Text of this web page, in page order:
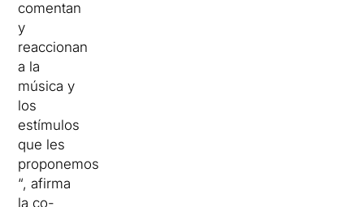
comentan
y
reaccionan
a la
música y
los
estímulos
que les
proponemos
“, afirma
la co-